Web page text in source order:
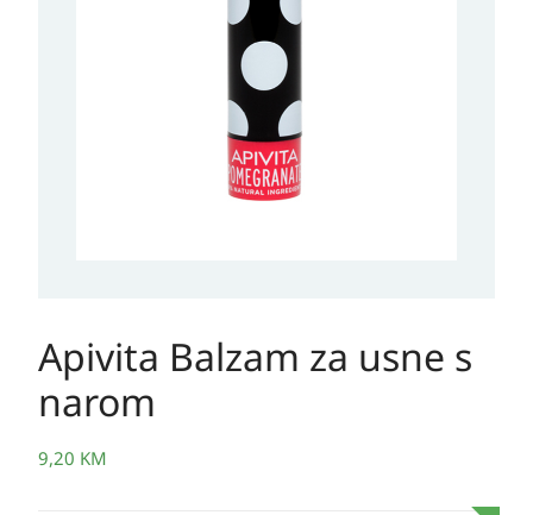
Apivita Balzam za usne s
narom
9,20 KM